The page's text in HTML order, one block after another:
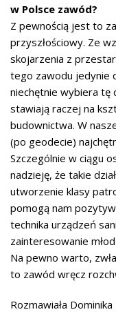
w Polsce zawód?
Z pewnością jest to
przyszłościowy. Ze
skojarzenia z
tego zawodu jedynie
niechętnie wybiera tę
stawiają raczej na
budownictwa. W
(po geodecie)
Szczególnie w ciągu
nadzieję, że takie
utworzenie klasy
pomogą nam
technika urządzeń
zainteresowanie
Na pewno warto,
to zawód wręcz
Rozmawiała